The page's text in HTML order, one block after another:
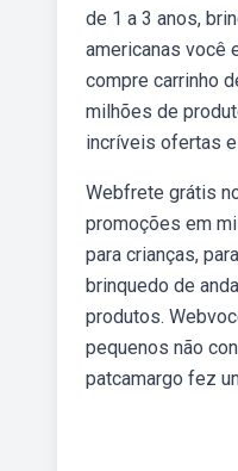
de 1 a 3 anos,
americanas você
compre carrinho
milhões de
incríveis ofertas
Webfrete grátis
promoções em
para crianças,
brinquedo de
produtos.
pequenos não
patcamargo fez